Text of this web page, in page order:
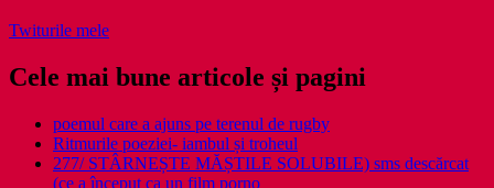
Twiturile mele
Cele mai bune articole și pagini
poemul care a ajuns pe terenul de rugby
Ritmurile poeziei- iambul și troheul
277/ STÂRNEȘTE MĂȘTILE SOLUBILE) sms descărcat
(ce a început ca un film porno